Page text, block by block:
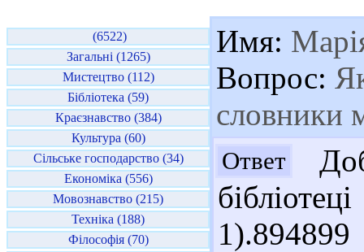
(6522)
Загальні (1265)
Мистецтво (112)
Бібліотека (59)
Краєзнавство (384)
Культура (60)
Сільське господарство (34)
Економіка (556)
Мовознавство (215)
Техніка (188)
Філософія (70)
Имя:
Вопрос:
словники
Ответ